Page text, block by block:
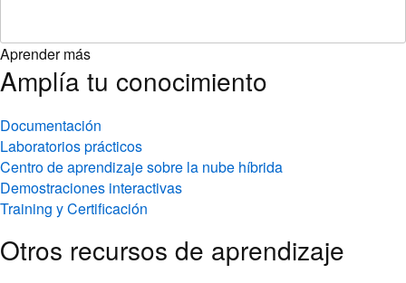
Aprender más
Amplía tu conocimiento
Documentación
Laboratorios prácticos
Centro de aprendizaje sobre la nube híbrida
Demostraciones interactivas
Training y Certificación
Otros recursos de aprendizaje